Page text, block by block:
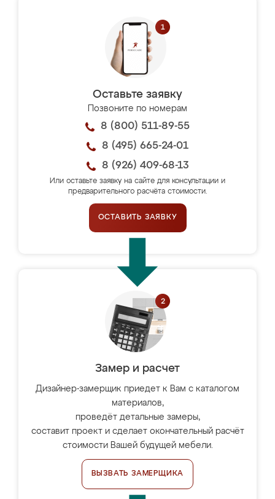
Оставьте заявку
Позвоните по номерам
8 (800) 511-89-55
8 (495) 665-24-01
8 (926) 409-68-13
Или оставьте заявку на сайте для консультации и
предварительного расчёта стоимости.
ОСТАВИТЬ ЗАЯВКУ
Замер и расчет
Дизайнер-замерщик приедет к Вам с каталогом
материалов,
проведёт детальные замеры,
составит проект и сделает окончательный расчёт
стоимости Вашей будущей мебели.
ВЫЗВАТЬ ЗАМЕРЩИКА